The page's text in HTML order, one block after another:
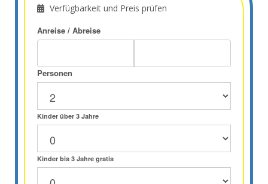
Verfügbarkeit und Preis prüfen
Anreise / Abreise
Personen
Kinder über 3 Jahre
Kinder bis 3 Jahre gratis